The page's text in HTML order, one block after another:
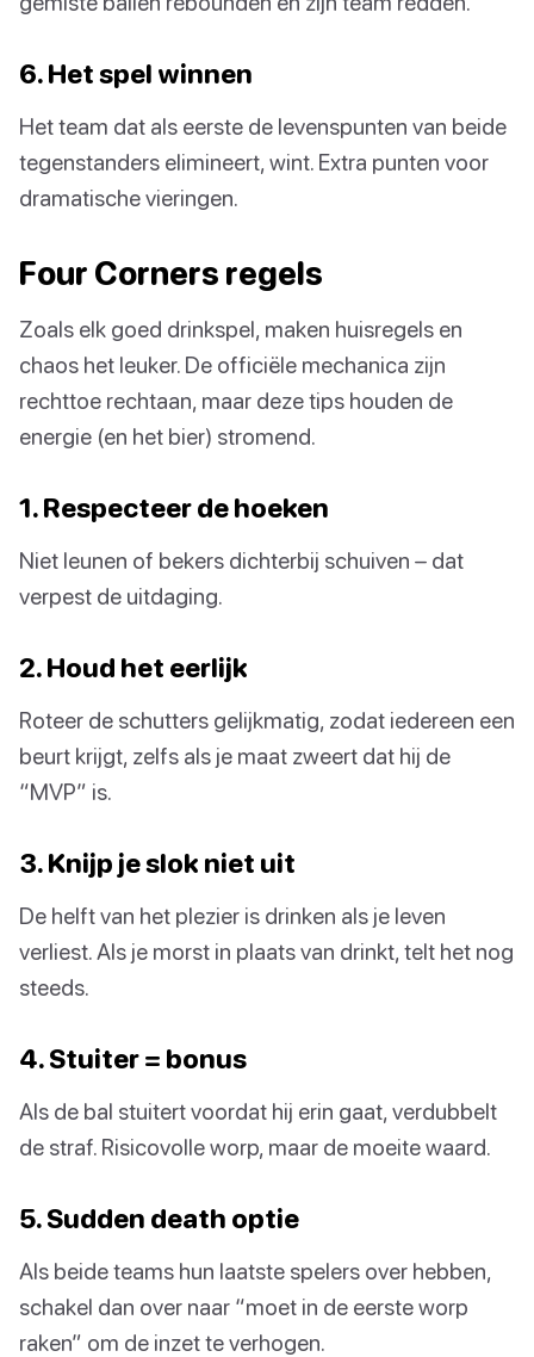
6. Het spel winnen
Het team dat als eerste de levenspunten van beide
tegenstanders elimineert, wint. Extra punten voor
dramatische vieringen.
Four Corners regels
Zoals elk goed drinkspel, maken huisregels en
chaos het leuker. De officiële mechanica zijn
rechttoe rechtaan, maar deze tips houden de
energie (en het bier) stromend.
1. Respecteer de hoeken
Niet leunen of bekers dichterbij schuiven – dat
verpest de uitdaging.
2. Houd het eerlijk
Roteer de schutters gelijkmatig, zodat iedereen een
beurt krijgt, zelfs als je maat zweert dat hij de
“MVP” is.
3. Knijp je slok niet uit
De helft van het plezier is drinken als je leven
verliest. Als je morst in plaats van drinkt, telt het nog
steeds.
4. Stuiter = bonus
Als de bal stuitert voordat hij erin gaat, verdubbelt
de straf. Risicovolle worp, maar de moeite waard.
5. Sudden death optie
Als beide teams hun laatste spelers over hebben,
schakel dan over naar “moet in de eerste worp
raken” om de inzet te verhogen.